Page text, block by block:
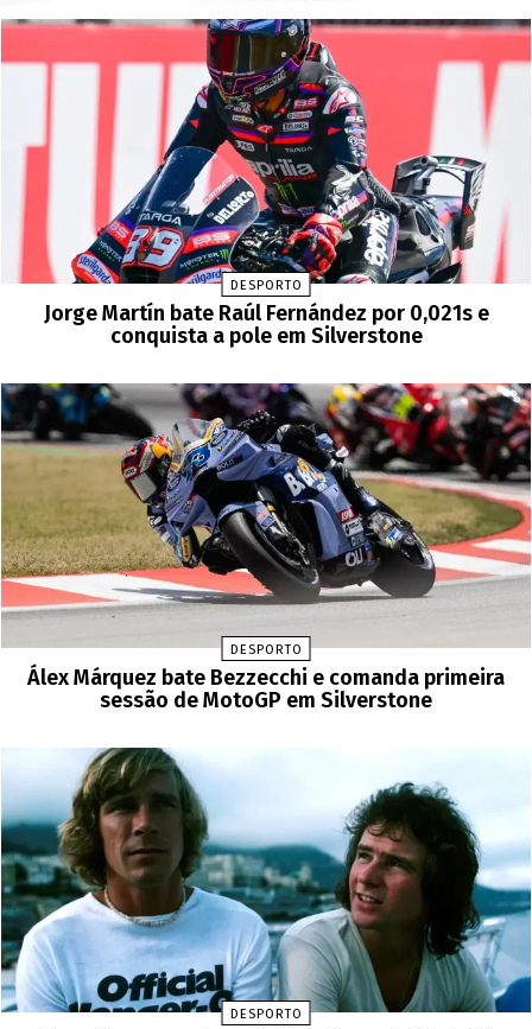
DESPORTO
Jorge Martín bate Raúl Fernández por 0,021s e
conquista a pole em Silverstone
DESPORTO
Álex Márquez bate Bezzecchi e comanda primeira
sessão de MotoGP em Silverstone
DESPORTO